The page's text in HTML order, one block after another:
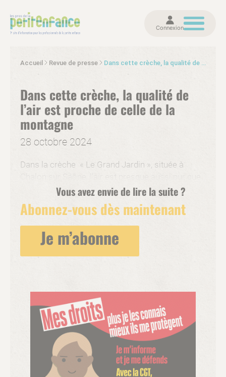
Connexion
Accueil Revue de presse Dans cette crèche, la qualité de l’air est proche de celle de la montagne
Dans cette crèche, la qualité de
l’air est proche de celle de la
montagne
28 octobre 2024
Dans la crèche « Le Grand Jardin », située à
celui que l’on respire à la montagne, selon une
récente étude menée dans cet établissement
inauguré en février 2023.« On a choisi d’être
accompagné pendant tout le projet avec un
laboratoire pour valider ou non les matériaux en
donc l’air reste et absorbe. »
isolés avec de la paille.
« Les finitions sont faites
avec des enduits de terre crue.»Selon les tests
effectués
,« la somme des composés organiques
volatils sous surveillance retrouvés dans l’air est
très proche de l’indice de référence dit l’air de
montagne »,
a précisé Grégoire Faulin, du
Vous avez envie de lire la suite ?
Abonnez-vous dès maintenant
Je m’abonne